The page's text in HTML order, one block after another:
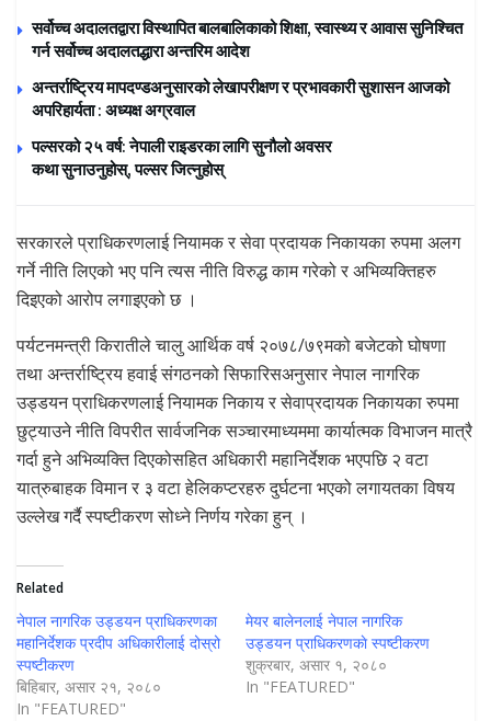
सर्वोच्च अदालतद्वारा विस्थापित बालबालिकाको शिक्षा, स्वास्थ्य र आवास सुनिश्चित
गर्न सर्वोच्च अदालतद्धारा अन्तरिम आदेश
अन्तर्राष्ट्रिय मापदण्डअनुसारको लेखापरीक्षण र प्रभावकारी सुशासन आजको
अपरिहार्यता : अध्यक्ष अग्रवाल
पल्सरको २५ वर्ष: नेपाली राइडरका लागि सुनौलो अवसर
कथा सुनाउनुहोस्, पल्सर जित्नुहोस्
सरकारले प्राधिकरणलाई नियामक र सेवा प्रदायक निकायका रुपमा अलग
गर्ने नीति लिएको भए पनि त्यस नीति विरुद्ध काम गरेको र अभिव्यक्तिहरु
दिइएको आरोप लगाइएको छ ।
पर्यटनमन्त्री किरातीले चालु आर्थिक वर्ष २०७८/७९मको बजेटको घोषणा
तथा अन्तर्राष्ट्रिय हवाई संगठनको सिफारिसअनुसार नेपाल नागरिक
उड्डयन प्राधिकरणलाई नियामक निकाय र सेवाप्रदायक निकायका रुपमा
छुट्याउने नीति विपरीत सार्वजनिक सञ्चारमाध्यममा कार्यात्मक विभाजन मात्रै
गर्दा हुने अभिव्यक्ति दिएकोसहित अधिकारी महानिर्देशक भएपछि २ वटा
यात्रुबाहक विमान र ३ वटा हेलिकप्टरहरु दुर्घटना भएको लगायतका विषय
उल्लेख गर्दै स्पष्टीकरण सोध्ने निर्णय गरेका हुन् ।
Related
नेपाल नागरिक उड्डयन प्राधिकरणका
महानिर्देशक प्रदीप अधिकारीलाई दोस्रो
स्पष्टीकरण
बिहिबार, असार २१, २०८०
In "FEATURED"
मेयर बालेनलाई नेपाल नागरिक
उड्डयन प्राधिकरणकाे स्पष्टीकरण
शुक्रबार, असार १, २०८०
In "FEATURED"